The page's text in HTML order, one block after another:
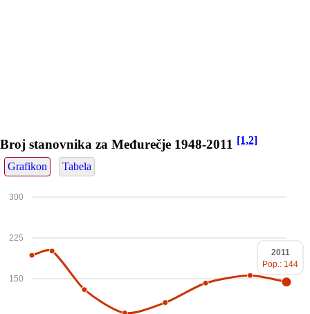
Broj stanovnika za Međurečje 1948-2011 [1,2]
Grafikon Tabela
150
225
300
2011
Pop.: 144